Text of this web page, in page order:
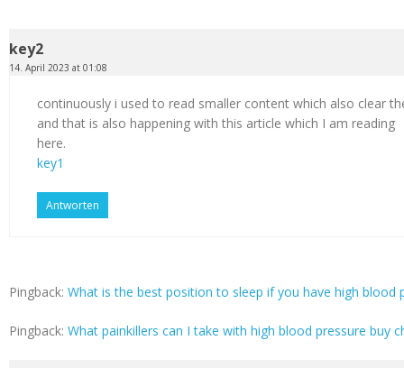
key2
14. April 2023 at 01:08
continuously i used to read smaller content which also clear
and that is also happening with this article which I am reading
here.
key1
Antworten
Pingback: What is the best position to sleep if you have high blood
Pingback: What painkillers can I take with high blood pressure buy